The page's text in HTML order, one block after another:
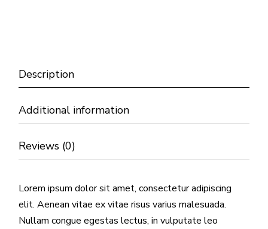
Description
Additional information
Reviews (0)
Lorem ipsum dolor sit amet, consectetur adipiscing
elit. Aenean vitae ex vitae risus varius malesuada.
Nullam congue egestas lectus, in vulputate leo